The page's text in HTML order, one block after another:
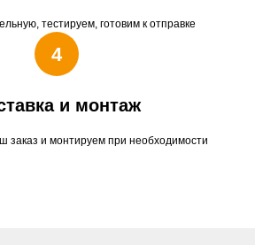
тестируем, готовим к отправке
4
и монтаж
заказ и монтируем при необходимости